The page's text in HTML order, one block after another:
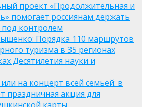
проект «Продолжительная и
помогает россиянам держать
контролем
Порядка 110 маршрутов
туризма в 35 регионах
Десятилетия науки и
на концерт всей семьей: в
праздничная акция для